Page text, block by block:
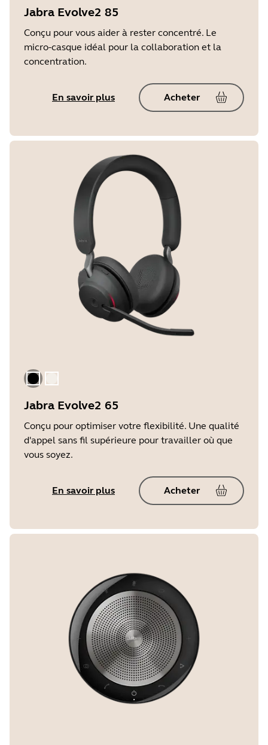
Jabra Evolve2 85
Conçu pour vous aider à rester concentré. Le
micro-casque idéal pour la collaboration et la
concentration.
En savoir plus Acheter
Le noirBeige Doré
Jabra Evolve2 65
Conçu pour optimiser votre flexibilité. Une qualité
d'appel sans fil supérieure pour travailler où que
vous soyez.
En savoir plus Acheter